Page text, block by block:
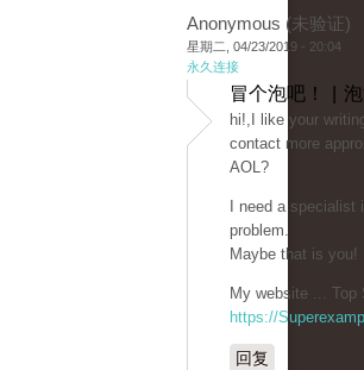
Anonymous (未验证)
星期二, 04/23/2019 - 20:04
永久连接
冒个泡吧！ |
hi!,I like your
contact more
AOL?
I need a
problem.
Maybe that is you!
My website ... Top
https://
回复